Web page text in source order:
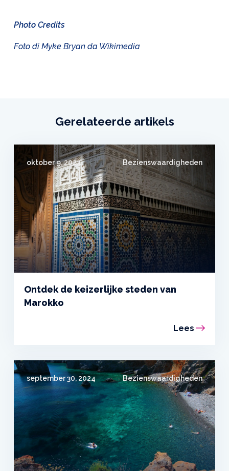
Photo Credits
Foto di Myke Bryan da Wikimedia
Gerelateerde artikels
oktober 9, 2024 Bezienswaardigheden
Ontdek de keizerlijke steden van
Marokko
Lees
september 30, 2024 Bezienswaardigheden